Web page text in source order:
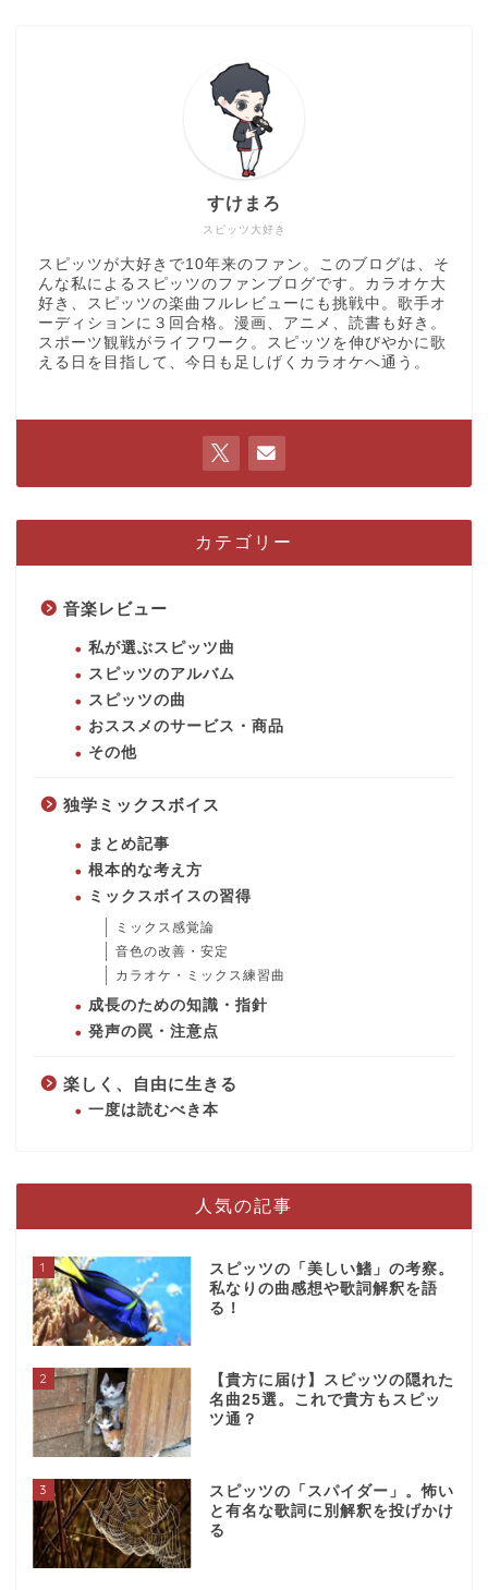
スピッツ大好き
すけまろ
スピッツが大好きで10年来のファン。このブログは、そ
んな私によるスピッツのファンブログです。カラオケ大
好き、スピッツの楽曲フルレビューにも挑戦中。歌手オ
ーディションに３回合格。漫画、アニメ、読書も好き。
スポーツ観戦がライフワーク。スピッツを伸びやかに歌
える日を目指して、今日も足しげくカラオケへ通う。
カテゴリー
音楽レビュー
私が選ぶスピッツ曲
スピッツのアルバム
スピッツの曲
おススメのサービス・商品
その他
独学ミックスボイス
まとめ記事
根本的な考え方
ミックスボイスの習得
ミックス感覚論
音色の改善・安定
カラオケ・ミックス練習曲
成長のための知識・指針
発声の罠・注意点
楽しく、自由に生きる
一度は読むべき本
人気の記事
1
スピッツの「美しい鰭」の考察。
私なりの曲感想や歌詞解釈を語
る！
2
【貴方に届け】スピッツの隠れた
名曲25選。これで貴方もスピッ
ツ通？
3
スピッツの「スパイダー」。怖い
と有名な歌詞に別解釈を投げかけ
る